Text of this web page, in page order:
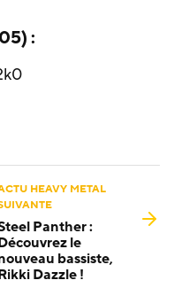
:
HEAVY METAL
Panther :
le
bassiste,
Dazzle !